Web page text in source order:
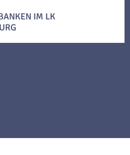
IM LK